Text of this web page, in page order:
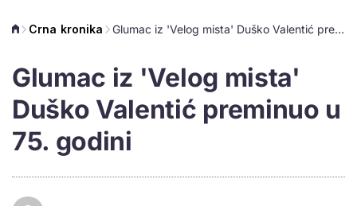
Crna kronika Glumac iz 'Velog mista' Duško Valentić preminuo u 75. godini
Glumac iz 'Velog mista'
Duško Valentić preminuo u
75. godini